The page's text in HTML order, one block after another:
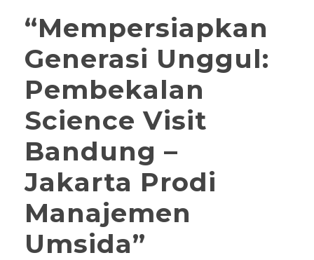
“Mempersiapkan
Generasi Unggul:
Pembekalan
Science Visit
Bandung –
Jakarta Prodi
Manajemen
Umsida”